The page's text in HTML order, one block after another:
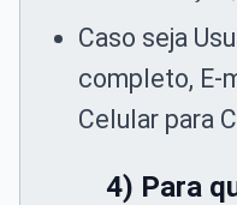
Caso seja
completo, E-
Celular para
4) Para